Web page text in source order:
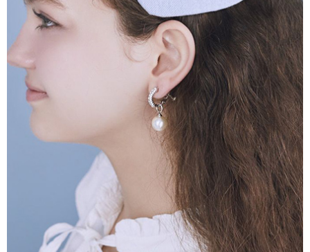
1.本服務係由「台灣大哥大股份有限公司」（以下簡稱本公司）所提供，讓
用戶於交易時，得透過本服務購買商品或服務，並由商店將買賣／分期付款
買賣價金債權讓與本公司後，依約使用本公司帳單繳交帳款。
2.基於同意付款使用「大哥付你分期」之契約關係目的，商店將以您的個人
資料（包含姓名、電話或地址）提供予台灣大哥大進項蒐集、處理及利用，
由本公司與您本人進行分期帳單所需資料之確認、核對及更正。
3.完整用戶服務條款，請詳閱以下連結：
https://oppay.tw/userRule
※ 請注意：結帳手續完成當下不需立刻繳費，但若您需要取消訂單，請聯絡
購買商品的店家。未經商家同意取消之訂單仍視為有效，需透過AFTEE先享
後付繳納相關費用。
※ 交易是否成功請以「AFTEE先享後付 」之結帳頁面顯示為準，若有關於
是否繳費成功／繳費後需取消欲退款等相關疑問，請聯繫「AFTEE先享後付
客戶支援中心」
https://netprotections.freshdesk.com/support/home
【注意事項】
１．透過由恩沛科技股份有限公司提供之「AFTEE先享後付」服務完成之交
易，需依本服務之必要範圍內提供個人資料，並將交易相關給付款項請求債
權轉讓予恩沛科技股份有限公司。
２．關於個人資料處理事宜，請瀏覽以下網址：
https://aftee.tw/terms/#terms3
３．未成年的使用者請事先徵得法定代理人或監護人之同意方可使用
「AFTEE先享後付」，若未經同意申辦者引起之損失，本公司不負相關責
４．使用「AFTEE先享後付」時，將依據個別帳號之用戶狀況，依本公司即
時審查核予不同之上限額度；若仍有額度不足之情形，本公司將視審查結果
請求用戶進行身份認證。
５．嚴禁一人註冊多個帳號或使用他人資訊註冊。若發現惡意使用之情形，
萊爾富取貨付款
每筆NT$60，滿NT$888(含以上)免運費
萊爾富純取貨
每筆NT$60，滿NT$888(含以上)免運費
7-11取貨付款
每筆NT$60，滿NT$888(含以上)免運費
7-11純取貨
每筆NT$60，滿NT$888(含以上)免運費
每筆NT$90，滿NT$888(含以上)免運費